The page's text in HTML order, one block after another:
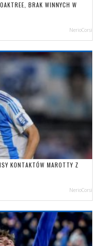
BRAK WINNYCH W
NerioCorsi
KONTAKTÓW MAROTTY Z
NerioCorsi